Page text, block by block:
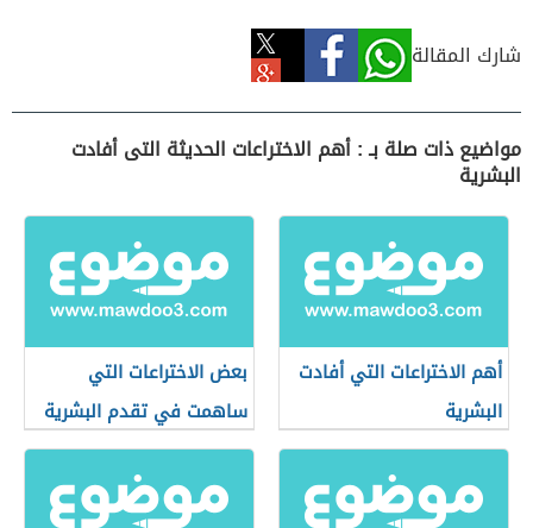
شارك المقالة
مواضيع ذات صلة بـ : أهم الاختراعات الحديثة التى أفادت
البشرية
أهم الاختراعات التي أفادت
البشرية
بعض الاختراعات التي
ساهمت في تقدم البشرية